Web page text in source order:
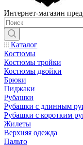
Интернет-магазин
Каталог
Костюмы
Костюмы тройки
Костюмы двойки
Брюки
Пиджаки
Рубашки
Рубашки с длинным
Рубашки с коротким
Жилеты
Верхняя одежда
Пальто